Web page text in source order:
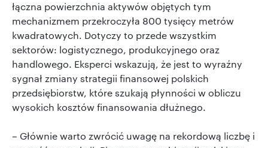
łączna powierzchnia aktywów objętych tym
mechanizmem przekroczyła 800 tysięcy metrów
kwadratowych. Dotyczy to przede wszystkim
sektorów: logistycznego, produkcyjnego oraz
handlowego. Eksperci wskazują, że jest to wyraźny
sygnał zmiany strategii finansowej polskich
przedsiębiorstw, które szukają płynności w obliczu
wysokich kosztów finansowania dłużnego.
– Głównie warto zwrócić uwagę na rekordową liczbę i